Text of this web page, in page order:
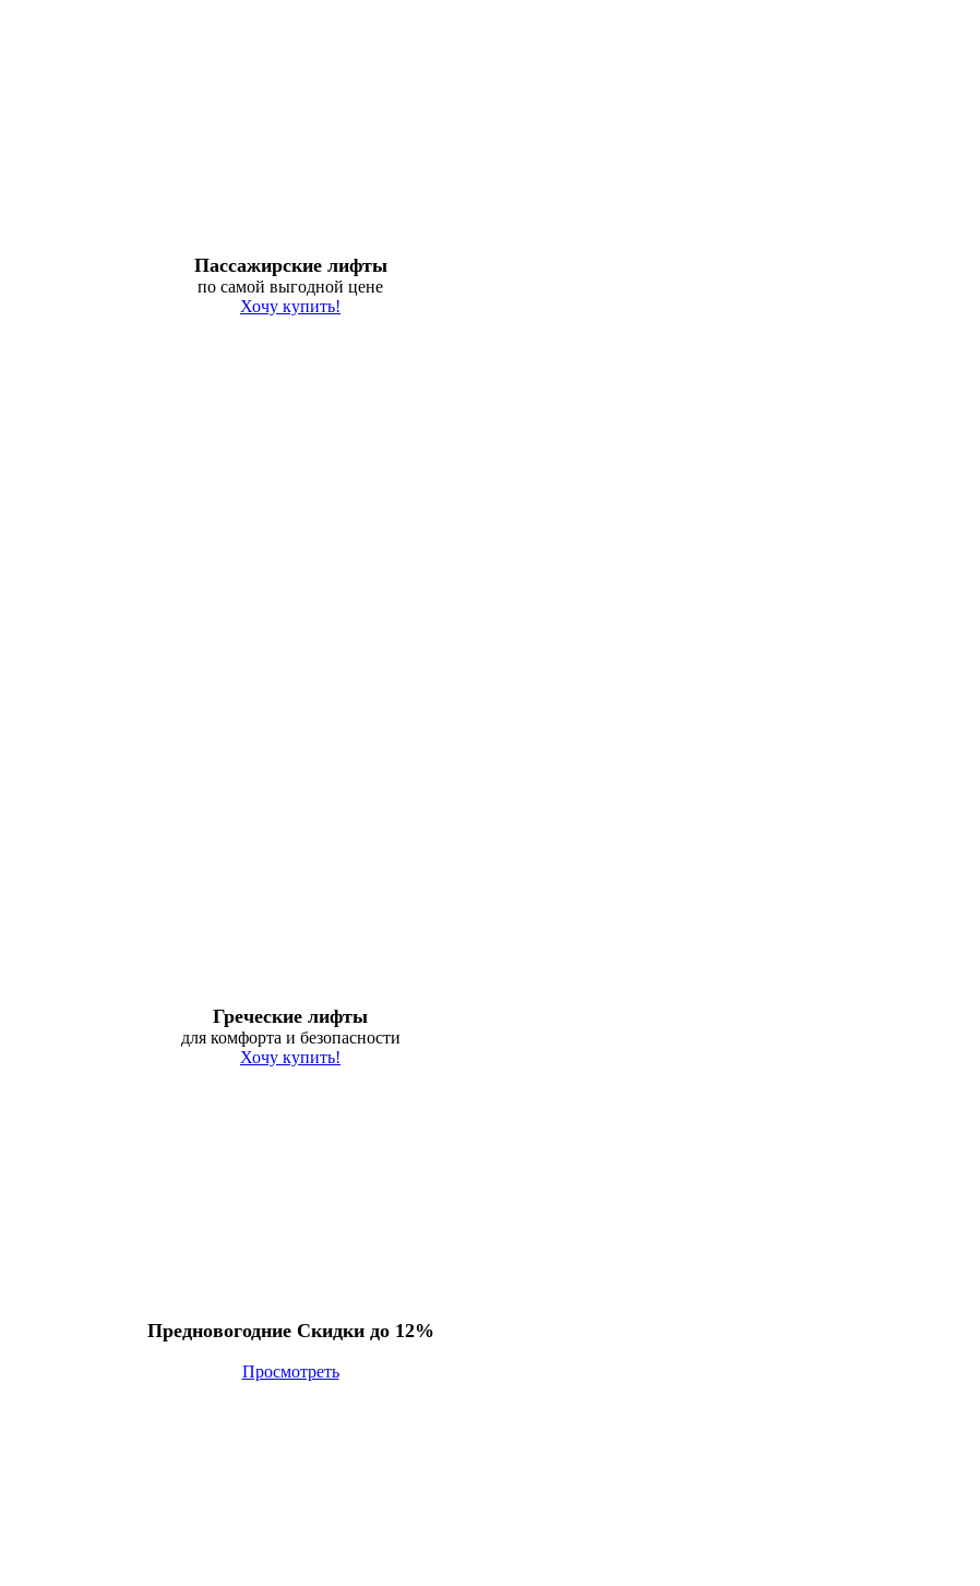
Пассажирские лифты
по самой выгодной цене
Хочу купить!
Греческие лифты
для комфорта и безопасности
Хочу купить!
Предновогодние Скидки до 12%
Просмотреть